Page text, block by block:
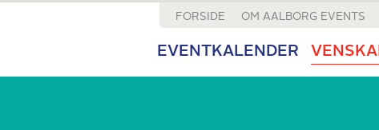
FORSIDE OM AALBORG EVENTS
EVENTKALENDER